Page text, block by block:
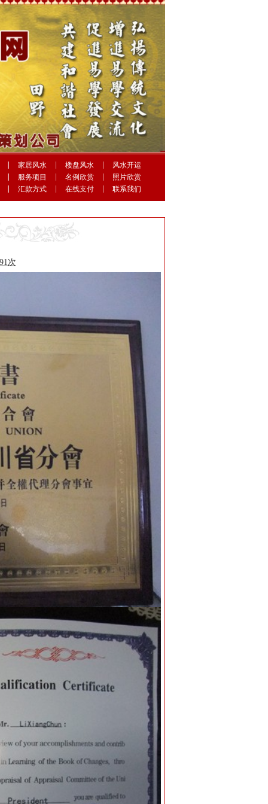
家居风水 楼盘风水
风水开运
服务项目
名例欣赏
照片欣赏
汇款方式
在线支付 联系我们
次